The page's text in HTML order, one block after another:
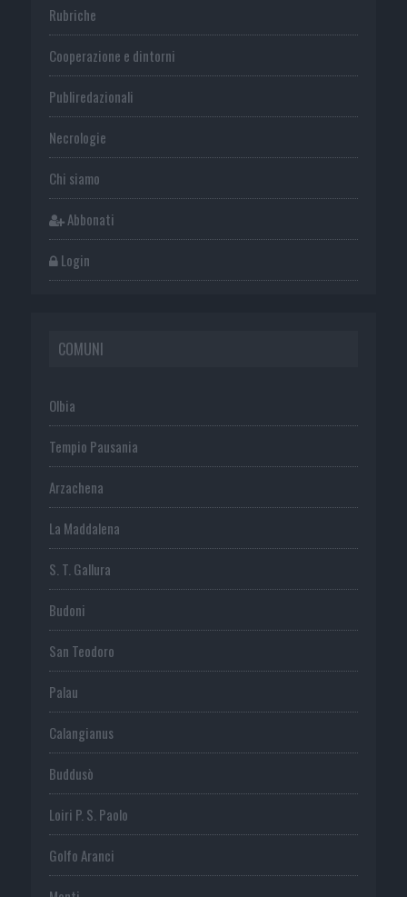
Rubriche
Cooperazione e dintorni
Publiredazionali
Necrologie
Chi siamo
Abbonati
Login
COMUNI
Olbia
Tempio Pausania
Arzachena
La Maddalena
S. T. Gallura
Budoni
San Teodoro
Palau
Calangianus
Buddusò
Loiri P. S. Paolo
Golfo Aranci